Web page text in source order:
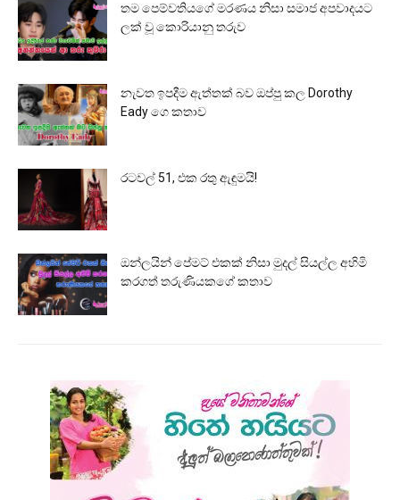
තම පෙම්වතියගේ මරණය නිසා සමාජ අපවාදයට
ලක් වූ කොරියානු තරුව
නැවත ඉපදීම ඇත්තක් බව ඔප්පු කල Dorothy
Eady ගෙ කතාව
රටවල් 51, එක රතු ඇඳුමයි!
ඔන්ලයින් පේමට් එකක් නිසා මුදල් සියල්ල අහිමි
කරගත් තරුණියකගේ කතාව